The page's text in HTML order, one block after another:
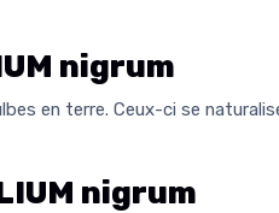
nigrum
en terre. Ceux-ci se
nigrum